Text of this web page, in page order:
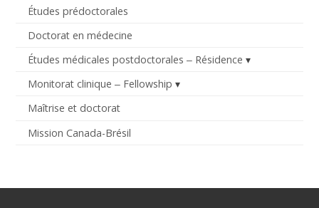
Études prédoctorales
Doctorat en médecine
Études médicales postdoctorales ‒ Résidence
Monitorat clinique ‒ Fellowship
Maîtrise et doctorat
Mission Canada-Brésil